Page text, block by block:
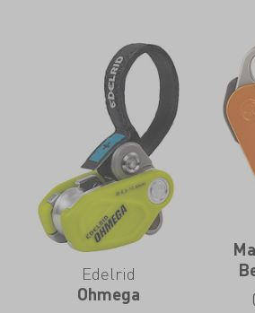
Edelrid
Ohmega